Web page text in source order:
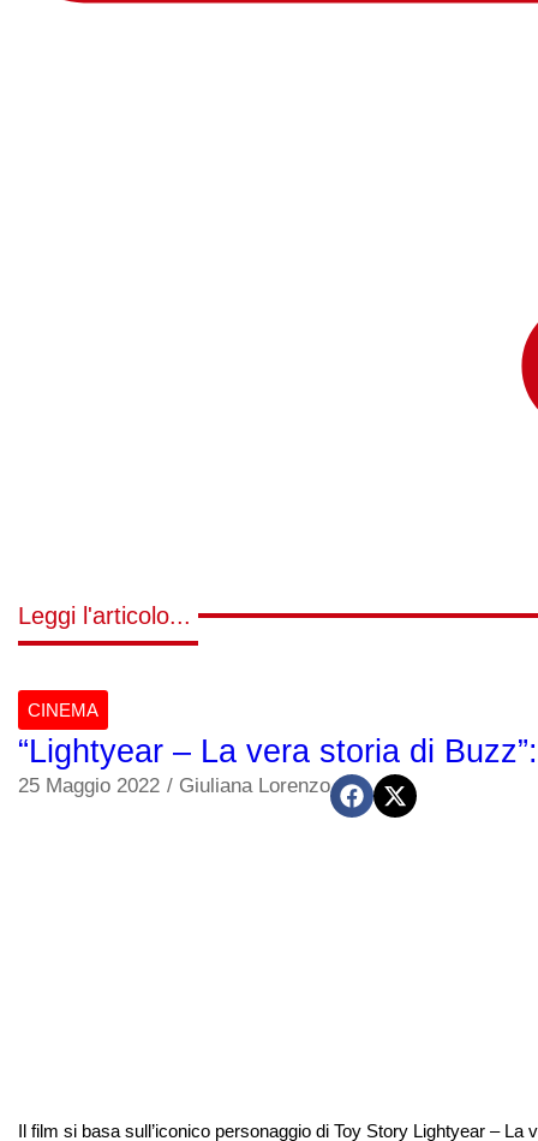
Leggi l'articolo...
CINEMA
“Lightyear – La vera storia di
25 Maggio 2022 / Giuliana Lorenzo
Il film si basa sull’iconico personaggio di Toy Story Lightyear –